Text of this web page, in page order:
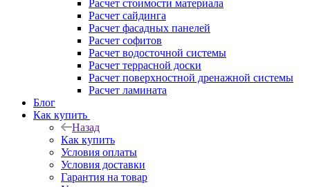
Расчет стоимости материала
Расчет сайдинга
Расчет фасадных панелей
Расчет софитов
Расчет водосточной системы
Расчет террасной доски
Расчет поверхностной дренажной системы
Расчет ламината
Блог
Как купить
Назад
Как купить
Условия оплаты
Условия доставки
Гарантия на товар